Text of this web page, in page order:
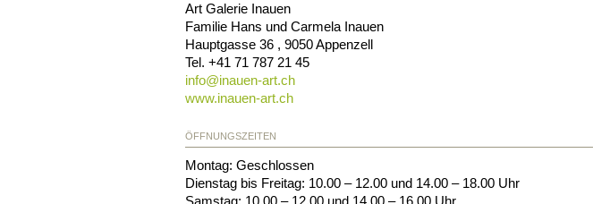
Art Galerie Inauen
Familie Hans und Carmela Inauen
Hauptgasse 36 , 9050Appenzell
Tel. +41 71 787 21 45
info@inauen-art.ch
www.inauen-art.ch
ÖFFNUNGSZEITEN
Montag: Geschlossen
Dienstag bis Freitag: 10.00 – 12.00 und 14.00 – 18.00 Uhr